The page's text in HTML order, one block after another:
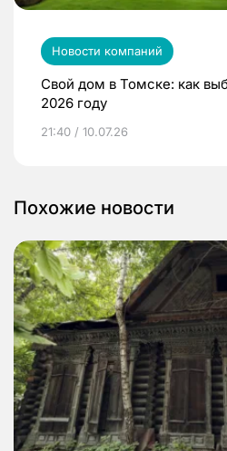
Новости компаний
Свой дом в Томске: как
2026 году
21:40 / 10.07.26
Похожие новости